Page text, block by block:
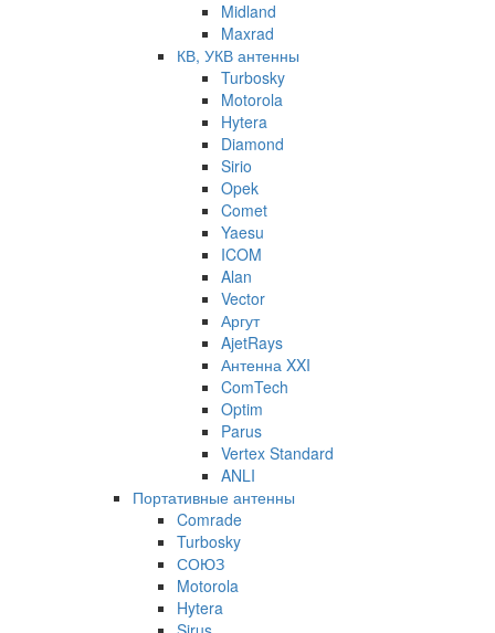
Midland
Maxrad
КВ, УКВ антенны
Turbosky
Motorola
Hytera
Diamond
Sirio
Opek
Comet
Yaesu
ICOM
Alan
Vector
Аргут
AjetRays
Антенна XXI
ComTech
Optim
Parus
Vertex Standard
ANLI
Портативные антенны
Comrade
Turbosky
СОЮЗ
Motorola
Hytera